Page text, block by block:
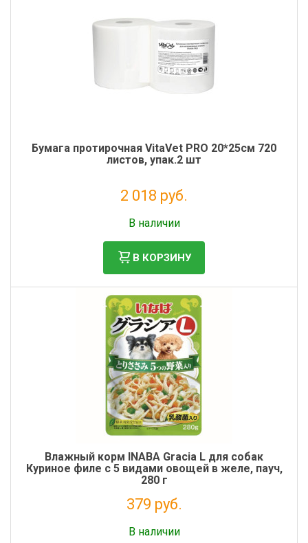
Бумага протирочная VitaVet PRO 20*25см 720
листов, упак.2 шт
2 018 руб.
В наличии
В КОРЗИНУ
Влажный корм INABA Gracia L для собак
Куриное филе с 5 видами овощей в желе, пауч,
280 г
379 руб.
В наличии